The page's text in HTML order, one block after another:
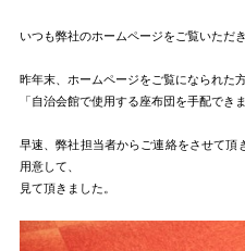
いつも弊社のホームページをご覧いただ
昨年末、ホームページをご覧になられた
「自治会館で使用する座布団を手配でき
早速、弊社担当者からご連絡をさせて頂
用意して、
見て頂きました。